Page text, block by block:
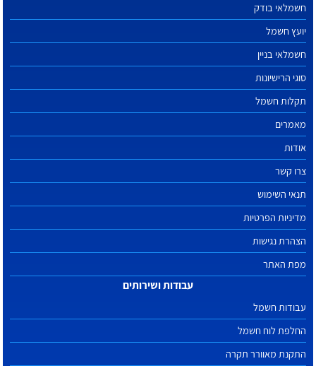
חשמלאי בודק
יועץ חשמל
חשמלאי בניין
סוגי הרישיונות
תקלות חשמל
מאמרים
אודות
צרו קשר
תנאי השימוש
מדיניות הפרטיות
הצהרת נגישות
מפת האתר
עבודות ושירותים
עבודות חשמל
החלפת לוח חשמל
התקנת מאוורר תקרה